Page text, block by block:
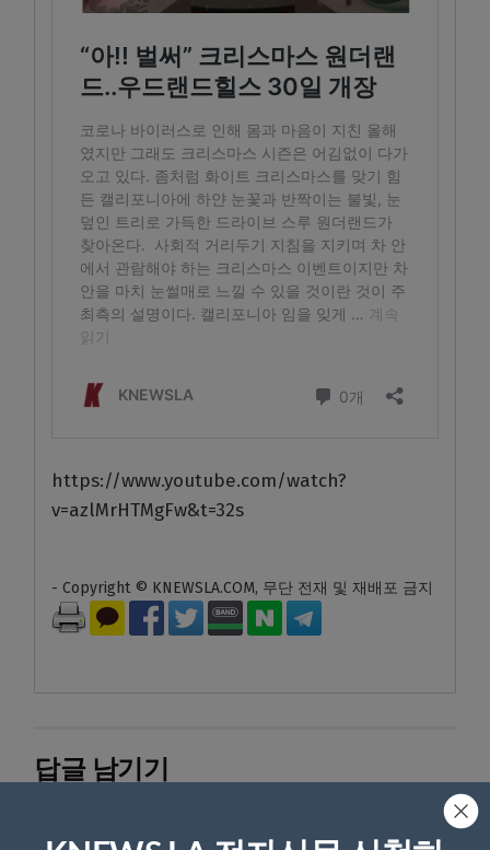
https://www.youtube.com/watch?
v=azlMrHTMgFw&t=32s
- Copyright © KNEWSLA.COM, 무단 전재 및 재배포 금지
답글 남기기
로 표시됩니